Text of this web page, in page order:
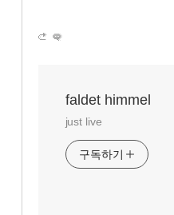
faldet himmel
just live
구독하기